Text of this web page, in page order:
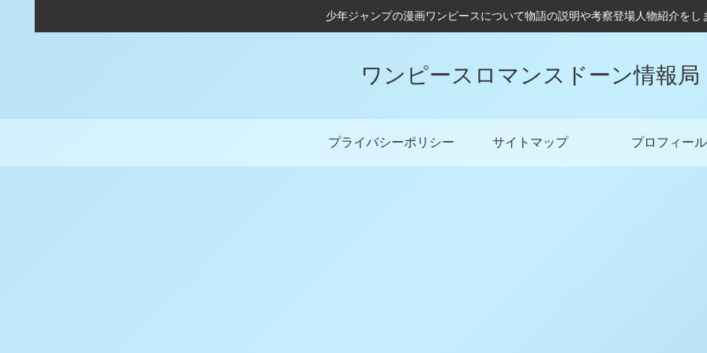
少年ジャンプの漫画ワンピースについて物語の説明や考察登場人物紹介をし
ワンピースロマンスドーン情報局
プライバシーポリシー サイトマップ プロフィール